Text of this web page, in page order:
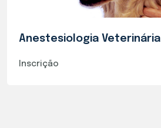
Anestesiologia Veterinária
Inscrição